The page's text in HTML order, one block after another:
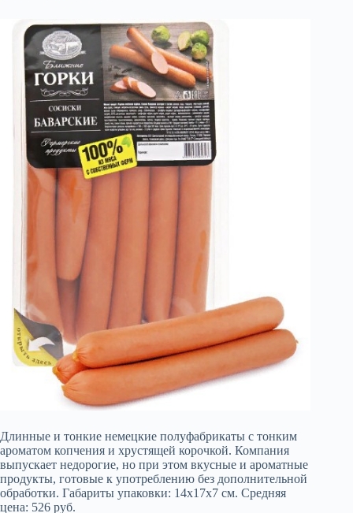
Длинные и тонкие немецкие полуфабрикаты с тонким
ароматом копчения и хрустящей корочкой. Компания
выпускает недорогие, но при этом вкусные и ароматные
продукты, готовые к употреблению без дополнительной
обработки. Габариты упаковки: 14х17х7 см. Средняя
цена: 526 руб.